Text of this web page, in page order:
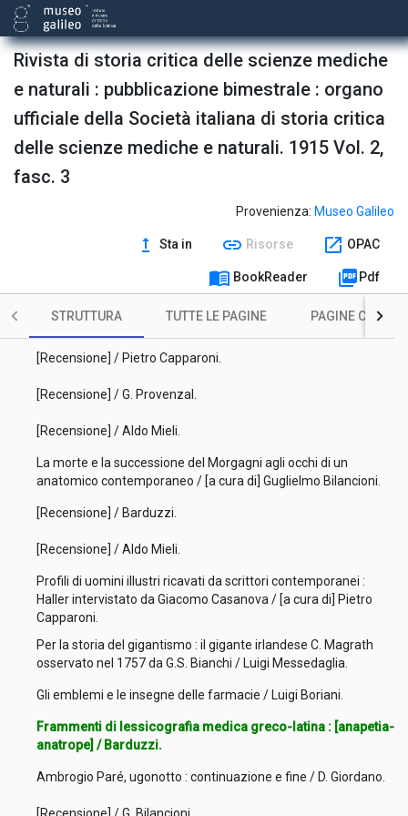
Rivista di storia critica delle scienze mediche
e naturali : pubblicazione bimestrale : organo
ufficiale della Società italiana di storia critica
delle scienze mediche e naturali. 1915 Vol. 2,
fasc. 3
Provenienza: Museo Galileo
upgrade Sta in link Risorse open_in_new OPAC
menu_book BookReader picture_as_pdf Pdf
STRUTTURA TUTTE LE PAGINE PAGINE CON
Spigolature aldrovandiane XIV : cinque lettere inedite di
Antonio Compagnoni di Macerata ad Ulisse Aldrovandi / [a
cura di] G.B. De Toni.
Le figurazioni ippocratiche negli affreschi della cattedrale di
Anagni : loro importanza per la storia della medicina /
Un nemico e una vittima del salasso / Guglielmo Bilancioni.
[Recensione] / Pietro Capparoni.
Il calamaio di Atanasio Kircher / per il dott. Pietro Capparoni.
Sull'antropometria di Giovanni Sigismondo Elsholz : contributo
[Recensione] / Pietro Capparoni.
[Recensione] / G. Provenzal.
[Recensione] / Aldo Mieli.
La morte e la successione del Morgagni agli occhi di un
anatomico contemporaneo / [a cura di] Guglielmo Bilancioni.
[Recensione] / Barduzzi.
[Recensione] / Aldo Mieli.
Profili di uomini illustri ricavati da scrittori contemporanei :
Haller intervistato da Giacomo Casanova / [a cura di] Pietro
Capparoni.
Per la storia del gigantismo : il gigante irlandese C. Magrath
osservato nel 1757 da G.S. Bianchi / Luigi Messedaglia.
Gli emblemi e le insegne delle farmacie / Luigi Boriani.
Frammenti di lessicografia medica greco-latina : [anapetia-
anatrope] / Barduzzi.
Ambrogio Paré, ugonotto : continuazione e fine / D. Giordano.